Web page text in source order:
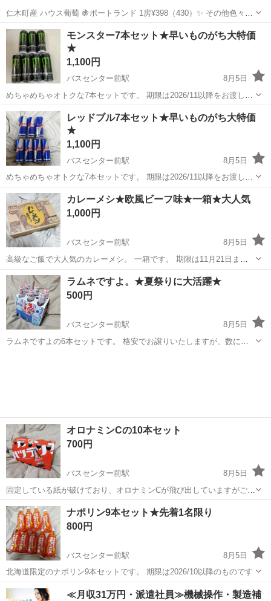
仁木町産 ハウス葡萄 🍇ポートランド 1房¥398（430）✨ その他色々な
オススメ果物取扱してます😊 お気軽にお問い合わせください♪ お盆ウ
ィーク営業時間や連休でお休み変更ありますので宜しくお願いします
🙇‍♀️ 予約...
北海道 札幌市 豊平公園駅 食品 ハウス
モンスター7本セット★早いものがち大特価
★
1,100円
バスセンター前駅
8月5日
めちゃめちゃオトクな7本セットです。 期限は2026/11以降をお渡しし
ます
北海道 札幌市 バスセンター前駅 食品 モンスター
レッドブル7本セット★早いものがち大特価
★
1,100円
バスセンター前駅
8月5日
めちゃめちゃオトクな7本セットです。 期限は2026/11以降をお渡しし
ます
北海道 札幌市 バスセンター前駅 食品 レッドブル
カレーメシ★欧風ビーフ味★一箱★大人気
1,000円
バスセンター前駅
8月5日
高級なご飯で大人気のカレーメシ。 一箱です。 期限は11月21日まで
あります。
北海道 札幌市 バスセンター前駅 食品 期限
ラムネですよ。★夏祭りに大活躍★
500円
バスセンター前駅
8月5日
ラムネですよの6本セットです。 格安でお譲りいたしますが、数に限
オロナミンCの10本セット
700円
バスセンター前駅
8月5日
固定している紙が破けており、オロナミンCが飛び出していますがご了
承ください。 格安でお譲りいたしますが、数に限りがありますのでご
注意ください 期限は来年以降です
北海道 札幌市 バスセンター前駅 食品 オロナミンC
ナポリン9本セット★先着1名限り
800円
バスセンター前駅
8月5日
北海道限定のナポリン9本セットです。 期限は2026/10以降のものです
北海道 札幌市 バスセンター前駅 食品 セット
≪月収31万円・派遣社員≫機械操作・製造補